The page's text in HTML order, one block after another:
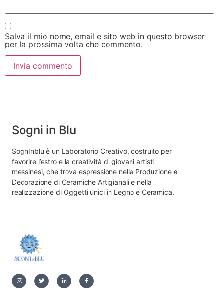
Salva il mio nome, email e sito web in questo browser
per la prossima volta che commento.
Sogni in Blu
SognInblu è un Laboratorio Creativo, costruito per
favorire l’estro e la creatività di giovani artisti
messinesi, che trova espressione nella Produzione e
Decorazione di Ceramiche Artigianali e nella
realizzazione di Oggetti unici in Legno e Ceramica.